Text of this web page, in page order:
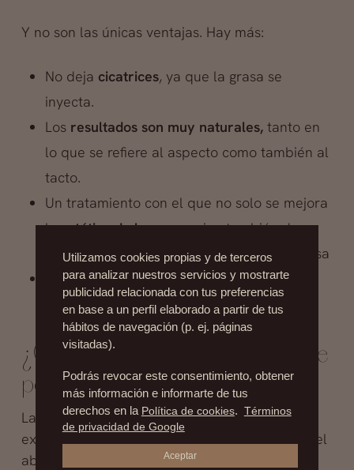
Y no son las únicas ventajas. Hay más:
No deja cicatrices, ya que la grasa se
inyecta.
Los resultados son muy naturales,tanto en
lo que se refiere al aspecto como también al
tacto.
Un tratamiento con el que no solo se mejora
laestética de la mama, sino también de
aquellas zonas de las que se extrae la grasa
Rápido, sin postoperatorio y en absoluto
doloroso.
¿Cómo se hace un aumento de
pecho con grasa?
La técnicano es complicada. Consiste en
extraer grasa de la paciente, especialmente del
abdomen, de la cara interna de los muslos,
Utilizamos cookies propias y de terceros
para analizar nuestros servicios y mostrarte
publicidad relacionada con tus preferencias
en base a un perfil elaborado a partir de tus
hábitos de navegación (p. ej. páginas
visitadas).
Podrás revocar este consentimiento, obtener
más información e informarte de tus
derechos en la Política de cookies. Términos
de privacidad de Google
Aceptar